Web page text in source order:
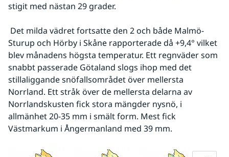
stigit med nästan 29 grader.
Sturup och Hörby i Skåne rapporterade då +9,4° vilket
blev månadens högsta temperatur. Ett regnväder som
snabbt passerade Götaland slogs ihop med det
stillaliggande snöfallsområdet över mellersta
Norrland. Ett stråk över de mellersta delarna av
Norrlandskusten fick stora mängder nysnö, i
allmänhet 20-35 mm i smält form. Mest fick
Västmarkum i Ångermanland med 39 mm.